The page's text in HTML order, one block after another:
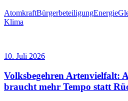
AtomkraftBürgerbeteiligungEnergie
Klima
10. Juli 2026
Volksbegehren Artenvielfalt:
braucht mehr Tempo statt